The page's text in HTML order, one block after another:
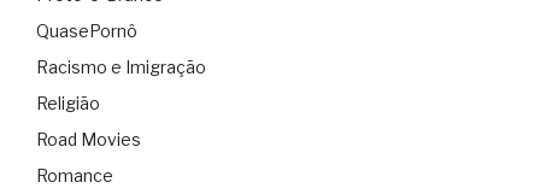
QuasePornô
Racismo e Imigração
Religião
Road Movies
Romance